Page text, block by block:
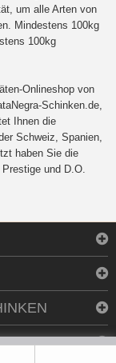
um alle Arten von
Mindestens 100kg
100kg
Onlineshop von
Schinken.de,
Ihnen die
Schweiz, Spanien,
haben Sie die
und D.O.